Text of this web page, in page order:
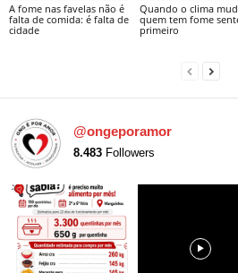
A fome nas favelas não é
falta de comida: é falta de
cidade
Quando o clima
quem tem fome
primeiro
@ongeporamor
8.483 Followers